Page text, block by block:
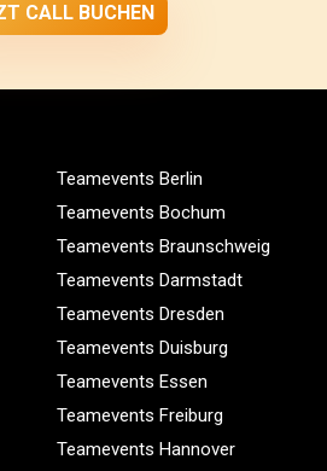
CALL BUCHEN
Teamevents Berlin
Teamevents Bochum
Teamevents Braunschweig
Teamevents Darmstadt
Teamevents Dresden
Teamevents Duisburg
Teamevents Essen
Teamevents Freiburg
Teamevents Hannover